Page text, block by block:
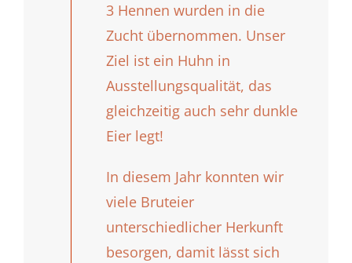
3 Hennen wurden in die
Zucht übernommen. Unser
Ziel ist ein Huhn in
Ausstellungsqualität, das
gleichzeitig auch sehr dunkle
Eier legt!
In diesem Jahr konnten wir
viele Bruteier
unterschiedlicher Herkunft
besorgen, damit lässt sich